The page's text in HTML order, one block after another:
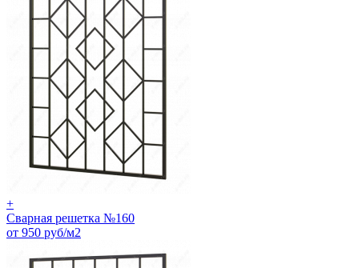
+
Сварная решетка №160
от 950 руб/м2